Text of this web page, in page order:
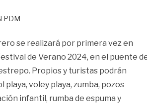
PDM
se realizará por primera vez en
de Verano 2024, en el puente
Propios y turistas podrán
voley playa, zumba, pozos
infantil, rumba de espuma y